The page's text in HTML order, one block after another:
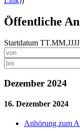
Öffentliche
Startdatum TT.MM.JJJJ
Dezember 2024
16. Dezember 2024
Anhörung zum